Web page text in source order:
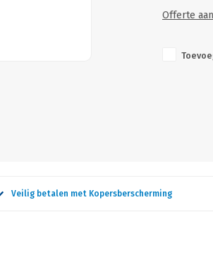
Offerte
Veilig betalen met Kopersberscherming